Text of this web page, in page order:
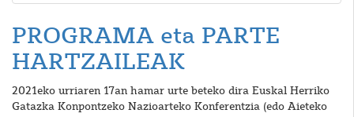
PROGRAMA eta PARTE
HARTZAILEAK
2021eko urriaren 17an hamar urte beteko dira Euskal Herriko
Gatazka Konpontzeko Nazioarteko Konferentzia (edo Aieteko